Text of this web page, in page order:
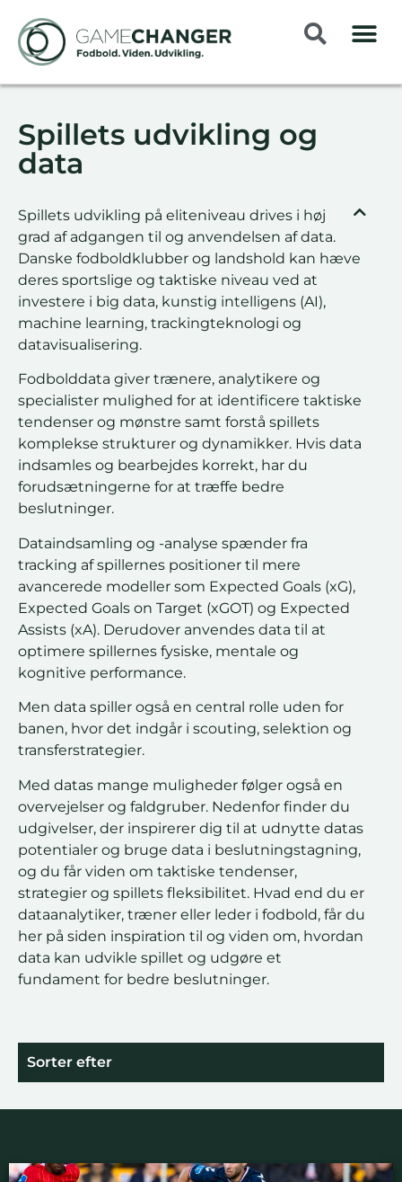
Spillets udvikling og
data
Spillets udvikling på eliteniveau drives i høj
grad af adgangen til og anvendelsen af data.
Danske fodboldklubber og landshold kan hæve
deres sportslige og taktiske niveau ved at
investere i big data, kunstig intelligens (AI),
machine learning, trackingteknologi og
datavisualisering.
Fodbolddata giver trænere, analytikere og
specialister mulighed for at identificere taktiske
tendenser og mønstre samt forstå spillets
komplekse strukturer og dynamikker. Hvis data
indsamles og bearbejdes korrekt, har du
forudsætningerne for at træffe bedre
beslutninger.
Dataindsamling og -analyse spænder fra
tracking af spillernes positioner til mere
avancerede modeller som Expected Goals (xG),
Expected Goals on Target (xGOT) og Expected
Assists (xA). Derudover anvendes data til at
optimere spillernes fysiske, mentale og
kognitive performance.
Men data spiller også en central rolle uden for
banen, hvor det indgår i scouting, selektion og
transferstrategier.
Med datas mange muligheder følger også en
overvejelser og faldgruber. Nedenfor finder du
udgivelser, der inspirerer dig til at udnytte datas
potentialer og bruge data i beslutningstagning,
og du får viden om taktiske tendenser,
strategier og spillets fleksibilitet. Hvad end du er
dataanalytiker, træner eller leder i fodbold, får du
her på siden inspiration til og viden om, hvordan
data kan udvikle spillet og udgøre et
fundament for bedre beslutninger.
Sorter efter